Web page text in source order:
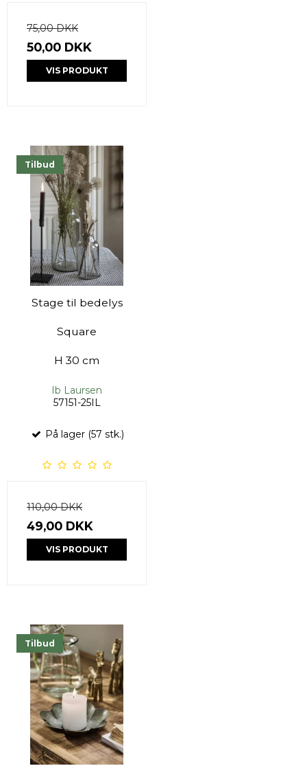
75,00 DKK
50,00 DKK
VIS PRODUKT
Tilbud
Stage til bedelys
Square
H 30 cm
Ib Laursen
57151-25IL
På lager (57 stk.)
110,00 DKK
49,00 DKK
VIS PRODUKT
Tilbud